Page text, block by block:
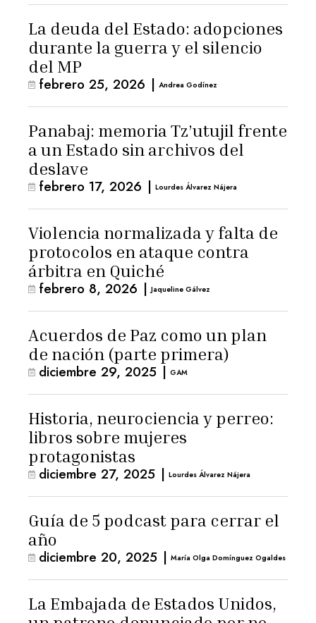
La deuda del Estado: adopciones
durante la guerra y el silencio
del MP
febrero 25, 2026 | Andrea Godínez
Panabaj: memoria Tz’utujil frente
a un Estado sin archivos del
deslave
febrero 17, 2026 | Lourdes Álvarez Nájera
Violencia normalizada y falta de
protocolos en ataque contra
árbitra en Quiché
febrero 8, 2026 | Jaqueline Gálvez
Acuerdos de Paz como un plan
de nación (parte primera)
diciembre 29, 2025 | GAM
Historia, neurociencia y perreo:
libros sobre mujeres
protagonistas
diciembre 27, 2025 | Lourdes Álvarez Nájera
Guía de 5 podcast para cerrar el
año
diciembre 20, 2025 | María Olga Domínguez Ogaldes
La Embajada de Estados Unidos,